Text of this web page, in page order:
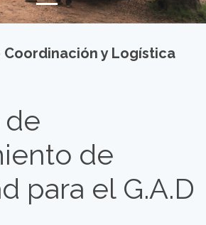
Coordinación y Logística
de
de
para el G.A.D